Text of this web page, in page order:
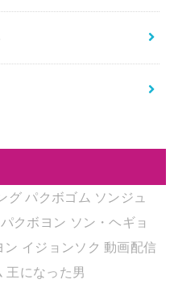
グ パクボゴム ソンジュ
パクボヨン ソン・ヘギョ
ン イジョンソク 動画配信
王になった男